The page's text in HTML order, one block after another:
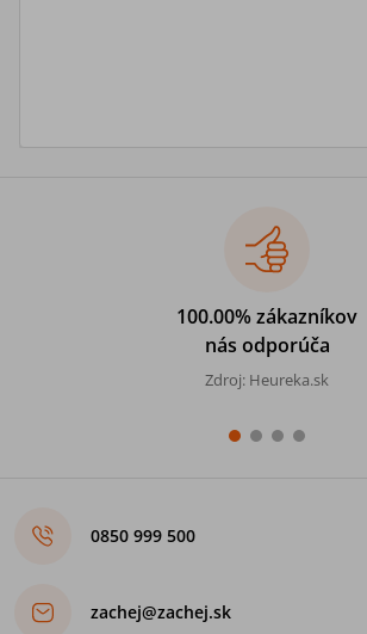
100.00% zákazníkov
nás odporúča
Zdroj: Heureka.sk
0850 999 500
zachej@zachej.sk